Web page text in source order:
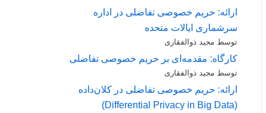
ارائه: حریم خصوصی تفاضلی در اداره
سرشماری ایالات متحده
توسط مجید ذوالفقاری
کارگاه: مقدمه‌ای بر حریم خصوصی تفاضلی
توسط مجید ذوالفقاری
ارائه: حریم خصوصی تفاضلی در کلان‌داده
(Differential Privacy in Big Data)